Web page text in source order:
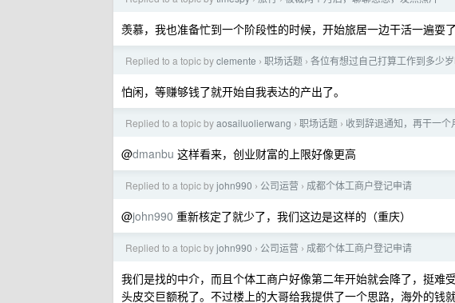
羡慕，我也准备忙到一个阶段性的时候，开始旅居一边干活一遍耍了
Replied to a topic byclemente › 职场话题 › 各位有想过自己打算工作到多少
怕闲，等赚够钱了就开始自我表达的产出了。
Replied to a topic byaosailuolierwang › 职场话题 › 收到辞退通知，再干一个
@dmanbu 这样看来，创业财富的上限好像更高
Replied to a topic byjohn990 › 公司运营 › 成都个体工商户登记申请
@john990 重新核定了就少了，我们这边是这样的（重庆）
Replied to a topic byjohn990 › 公司运营 › 成都个体工商户登记申请
我们是找的中介，而且个体工商户好像第二年开始就会降了，挺难
头皮交巨额税了。不过楼上的大哥给我提供了一个思路，海外的钱就